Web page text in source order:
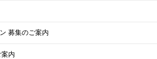
募集のご案内
案内